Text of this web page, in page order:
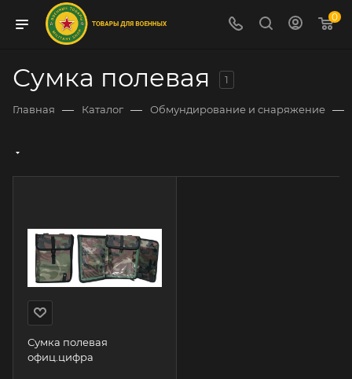
0
Сумка полевая 1
Главная — Каталог — Обмундирование и снаряжение —
Сумка полевая
офиц.цифра